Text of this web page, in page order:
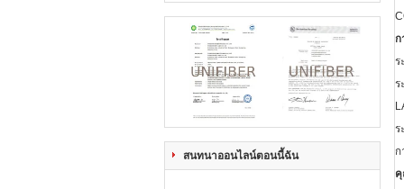
สนทนาออนไลน์ตอนนี้ฉัน
ก
ร
ร
ร
ก